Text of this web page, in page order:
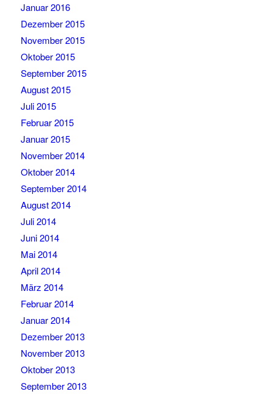
Januar 2016
Dezember 2015
November 2015
Oktober 2015
September 2015
August 2015
Juli 2015
Februar 2015
Januar 2015
November 2014
Oktober 2014
September 2014
August 2014
Juli 2014
Juni 2014
Mai 2014
April 2014
März 2014
Februar 2014
Januar 2014
Dezember 2013
November 2013
Oktober 2013
September 2013